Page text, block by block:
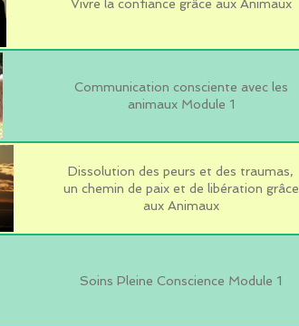
Vivre la confiance grâce aux Animaux
Communication consciente avec les
animaux Module 1
Dissolution des peurs et des traumas,
un chemin de paix et de libération grâce
aux Animaux
Soins Pleine Conscience Module 1